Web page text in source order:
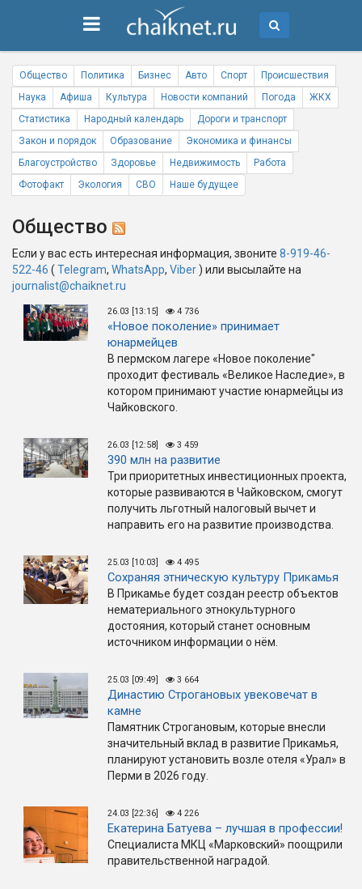
Общество Политика Бизнес Авто Спорт
Происшествия
Наука
Афиша Культура Новости компаний Погода
ЖКХ
Статистика
Народный календарь
Дороги и транспорт
Закон и порядок
Образование
Экономика и финансы
Благоустройство
Здоровье Недвижимость
Работа
Фотофакт
Экология СВО Наше будущее
Общество
Если у вас есть интересная информация, звоните 8-919-46-
522-46 ( Telegram, WhatsApp, Viber) или высылайте на
journalist@chaiknet.ru
26.03 [13:15] 4 736
«Новое поколение» принимает
юнармейцев
В пермском лагере «Новое поколение"
проходит фестиваль «Великое Наследие», в
котором принимают участие юнармейцы из
Чайковского.
26.03 [12:58] 3 459
390 млн на развитие
Три приоритетных инвестиционных проекта,
которые развиваются в Чайковском, смогут
получить льготный налоговый вычет и
направить его на развитие производства.
25.03 [10:03] 4 495
Сохраняя этническую культуру Прикамья
В Прикамье будет создан реестр объектов
нематериального этнокультурного
достояния, который станет основным
источником информации о нём.
25.03 [09:49] 3 664
Династию Строгановых увековечат в
камне
Памятник Строгановым, которые внесли
значительный вклад в развитие Прикамья,
планируют установить возле отеля «Урал» в
Перми в 2026 году.
24.03 [22:36] 4 226
Екатерина Батуева – лучшая в профессии!
Специалиста МКЦ «Марковский» поощрили
правительственной наградой.